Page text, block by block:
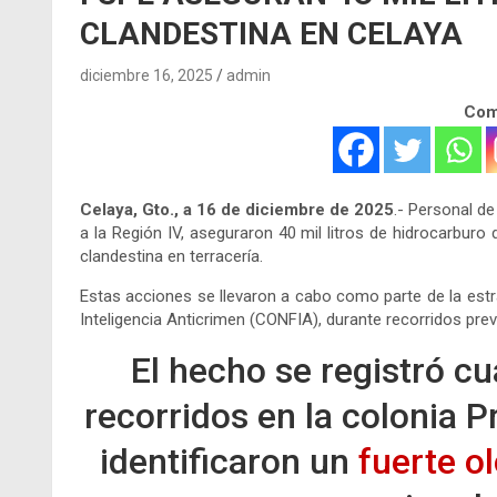
CLANDESTINA EN CELAYA
diciembre 16, 2025 admin
Celaya, Gto., a 16 de diciembre de 2025.- Personal
a la Región IV, aseguraron 40 mil litros de
clandestina en terracería.
Estas acciones se llevaron a cabo como parte de la
Inteligencia Anticrimen (CONFIA), durante recorridos
El hecho se registró
recorridos en la colonia
identificaron un fuerte